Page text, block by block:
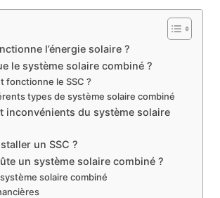
l’énergie solaire ?
le système solaire combiné ?
fonctionne le SSC ?
types de système solaire combiné
inconvénients du système solaire
un SSC ?
un système solaire combiné ?
système solaire combiné